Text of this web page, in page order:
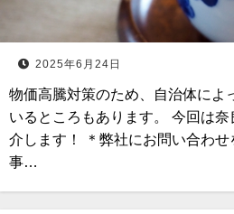
2025年6月24日
物価高騰対策のため、自治体によ
いるところもあります。 今回は
介します！ ＊弊社にお問い合わ
事…